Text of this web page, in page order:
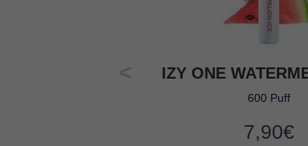
IZY ONE
600 Puff
7,90€